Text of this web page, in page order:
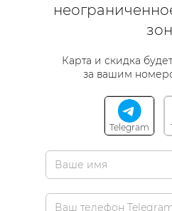
зон
Карта и скидка
за вашим
Telegram